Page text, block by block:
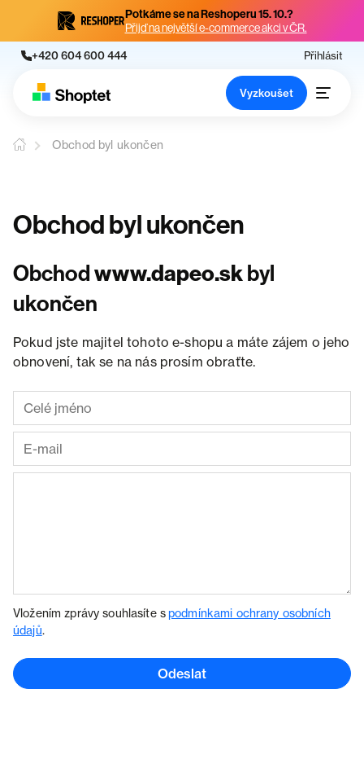
Potkáme se na Reshoperu 15. 10.?
Přijď na největší e-commerce akci v ČR.
+420 604 600 444 Přihlásit
Vyzkoušet
Obchod byl ukončen
Obchod byl ukončen
Obchodwww.dapeo.skbyl
ukončen
Pokud jste majitel tohoto e-shopu a máte zájem o jeho
obnovení, tak se na nás prosím obraťte.
Vložením zprávy souhlasíte spodmínkami ochrany osobních
údajů.
Odeslat